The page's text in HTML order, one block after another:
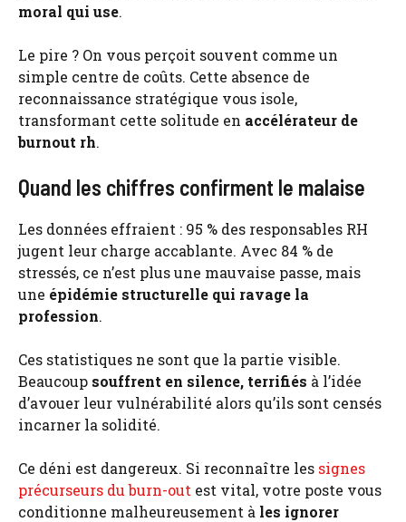
moral qui use.
Le pire ? On vous perçoit souvent comme un
simple centre de coûts. Cette absence de
reconnaissance stratégique vous isole,
transformant cette solitude en accélérateur de
burnout rh.
Quand les chiffres confirment le malaise
Les données effraient : 95 % des responsables RH
jugent leur charge accablante. Avec 84 % de
stressés, ce n’est plus une mauvaise passe, mais
une épidémie structurelle qui ravage la
profession.
Ces statistiques ne sont que la partie visible.
Beaucoup souffrent en silence, terrifiés à l’idée
d’avouer leur vulnérabilité alors qu’ils sont censés
incarner la solidité.
Ce déni est dangereux. Si reconnaître les signes
précurseurs du burn-out est vital, votre poste vous
conditionne malheureusement à les ignorer